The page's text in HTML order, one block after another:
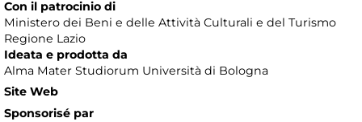
Con il patrocinio di
Ministero dei Beni e delle Attività Culturali e del Turismo
Regione Lazio
Ideata e prodotta da
Alma Mater Studiorum Università di Bologna
Site Web
Sponsorisé par